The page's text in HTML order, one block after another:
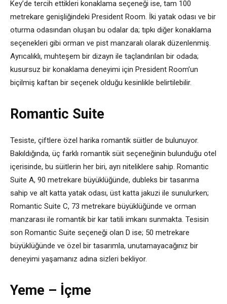
Key’de tercih ettikleri konaklama seçeneği ise, tam 100
metrekare genişliğindeki President Room. İki yatak odası ve bir
oturma odasından oluşan bu odalar da; tıpkı diğer konaklama
seçenekleri gibi orman ve pist manzaralı olarak düzenlenmiş.
Ayrıcalıklı, muhteşem bir dizayn ile taçlandırılan bir odada;
kusursuz bir konaklama deneyimi için President Room’un
biçilmiş kaftan bir seçenek olduğu kesinlikle belirtilebilir.
Romantic Suite
Tesiste, çiftlere özel harika romantik süitler de bulunuyor.
Bakıldığında, üç farklı romantik süit seçeneğinin bulunduğu otel
içerisinde, bu süitlerin her biri, ayrı niteliklere sahip. Romantic
Suite A, 90 metrekare büyüklüğünde, dubleks bir tasarıma
sahip ve alt katta yatak odası, üst katta jakuzi ile sunulurken;
Romantic Suite C, 73 metrekare büyüklüğünde ve orman
manzarası ile romantik bir kar tatili imkanı sunmakta. Tesisin
son Romantic Suite seçeneği olan D ise; 50 metrekare
büyüklüğünde ve özel bir tasarımla, unutamayacağınız bir
deneyimi yaşamanız adına sizleri bekliyor.
Yeme – İçme